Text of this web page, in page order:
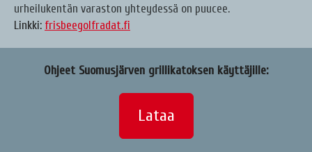
urheilukentän varaston yhteydessä on puucee.
Linkki: frisbeegolfradat.fi
Ohjeet Suomusjärven grillikatoksen käyttäjille:
Lataa